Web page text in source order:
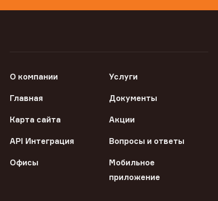
О компании Услуги
Главная Документы
Карта сайта Акции
API Интеграция Вопросы и ответы
Офисы
Мобильное
приложение